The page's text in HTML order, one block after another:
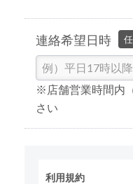
連絡希望日時
※店舗営業時間内
さい
利用規約